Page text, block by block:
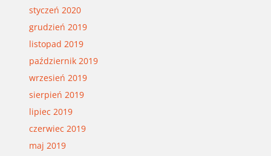
styczeń 2020
grudzień 2019
listopad 2019
październik 2019
wrzesień 2019
sierpień 2019
lipiec 2019
czerwiec 2019
maj 2019